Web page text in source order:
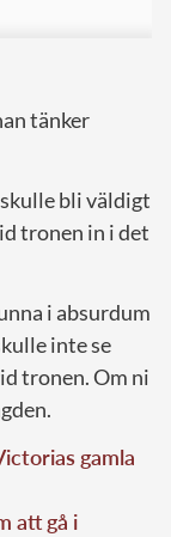
tänker
bli väldigt
tronen in i det
i absurdum
inte se
tronen. Om ni
gamla
att gå i